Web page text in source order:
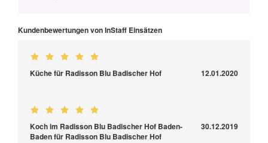
Kundenbewertungen von InStaff Einsätzen
Küche für Radisson Blu Badischer Hof 12.01.2020
Koch im Radisson Blu Badischer Hof Baden-
Baden für Radisson Blu Badischer Hof
30.12.2019